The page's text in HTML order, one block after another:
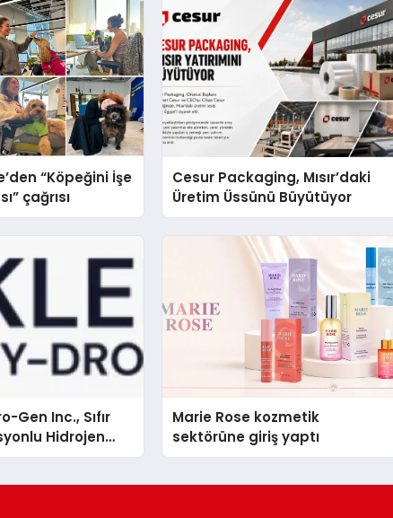
“Köpeğini İşe
çağrısı
Cesur Packaging, Mısır’daki
Üretim Üssünü Büyütüyor
Gen Inc., Sıfır
Hidrojen
ISO ve
Marie Rose kozmetik
sektörüne giriş yaptı